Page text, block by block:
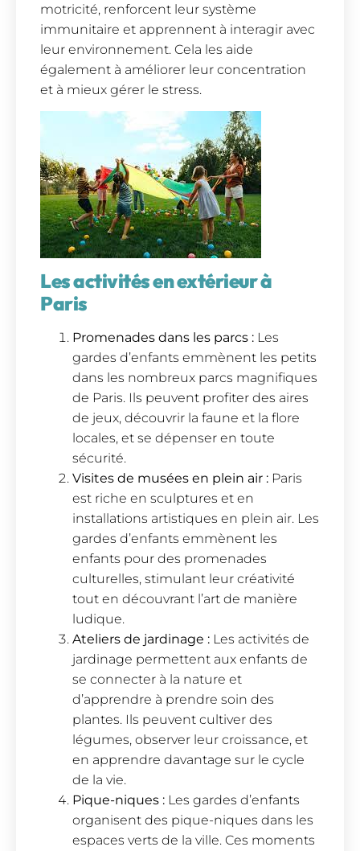
motricité, renforcent leur système
immunitaire et apprennent à interagir avec
leur environnement. Cela les aide
également à améliorer leur concentration
et à mieux gérer le stress.
Les activités en extérieur à
Paris
Promenades dans les parcs : Les
gardes d’enfants emmènent les petits
dans les nombreux parcs magnifiques
de Paris. Ils peuvent profiter des aires
de jeux, découvrir la faune et la flore
locales, et se dépenser en toute
sécurité.
Visites de musées en plein air : Paris
est riche en sculptures et en
installations artistiques en plein air. Les
gardes d’enfants emmènent les
enfants pour des promenades
culturelles, stimulant leur créativité
tout en découvrant l’art de manière
ludique.
Ateliers de jardinage : Les activités de
jardinage permettent aux enfants de
se connecter à la nature et
d’apprendre à prendre soin des
plantes. Ils peuvent cultiver des
légumes, observer leur croissance, et
en apprendre davantage sur le cycle
de la vie.
Pique-niques : Les gardes d’enfants
organisent des pique-niques dans les
espaces verts de la ville. Ces moments